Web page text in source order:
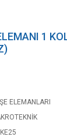
1
ELEMANLARI